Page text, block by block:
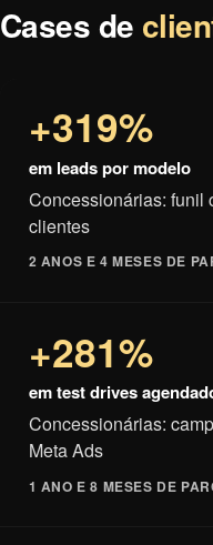
Cases de
+319%
em leads por modelo
Concessionárias: funil
clientes
2 ANOS E 4 MESES DE
+281%
em test drives
Concessionárias:
Meta Ads
1 ANO E 8 MESES DE